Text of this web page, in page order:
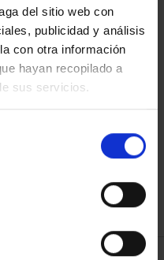
del sitio web con
publicidad y análisis
con otra información
hayan recopilado a
sus servicios.